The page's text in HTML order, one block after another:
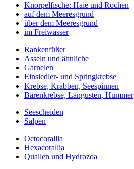
Knorpelfische: Haie und Rochen
auf dem Meeresgrund
über dem Meeresgrund
im Freiwasser
Rankenfüßer
Asseln und ähnliche
Garnelen
Einsiedler- und Springkrebse
Krebse, Krabben, Seespinnen
Bärenkrebse, Langusten, Hummer
Seescheiden
Salpen
Octocorallia
Hexacorallia
Quallen und Hydrozoa